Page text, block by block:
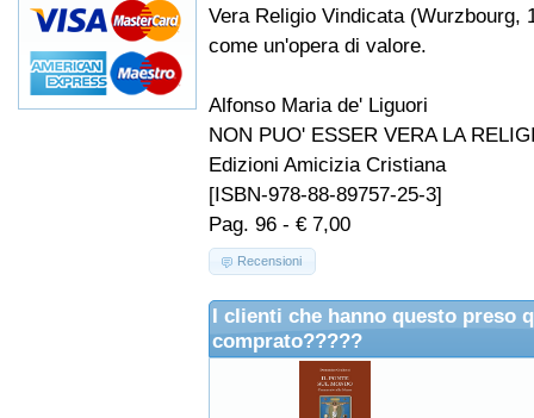
Vera Religio Vindicata (Wurzbourg,
come un'opera di valore.
Alfonso Maria de' Liguori
NON PUO' ESSER VERA LA
Edizioni Amicizia Cristiana
[ISBN-978-88-89757-25-3]
Pag. 96 - € 7,00
Recensioni
I clienti che hanno questo preso
comprato?????